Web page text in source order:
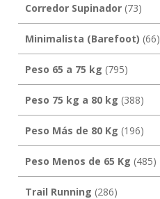
Corredor Supinador(73)
Minimalista (Barefoot) (66)
Peso 65 a 75 kg (795)
Peso 75 kg a 80 kg (388)
Peso Más de 80 Kg (196)
Peso Menos de 65 Kg (485)
Trail Running (286)